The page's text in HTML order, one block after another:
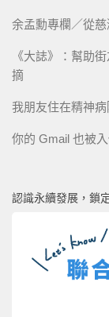
余孟勳專欄／從
《大誌》：幫助
摘
我朋友住在精神
你的 Gmail 也被
認識永續發展，鎖